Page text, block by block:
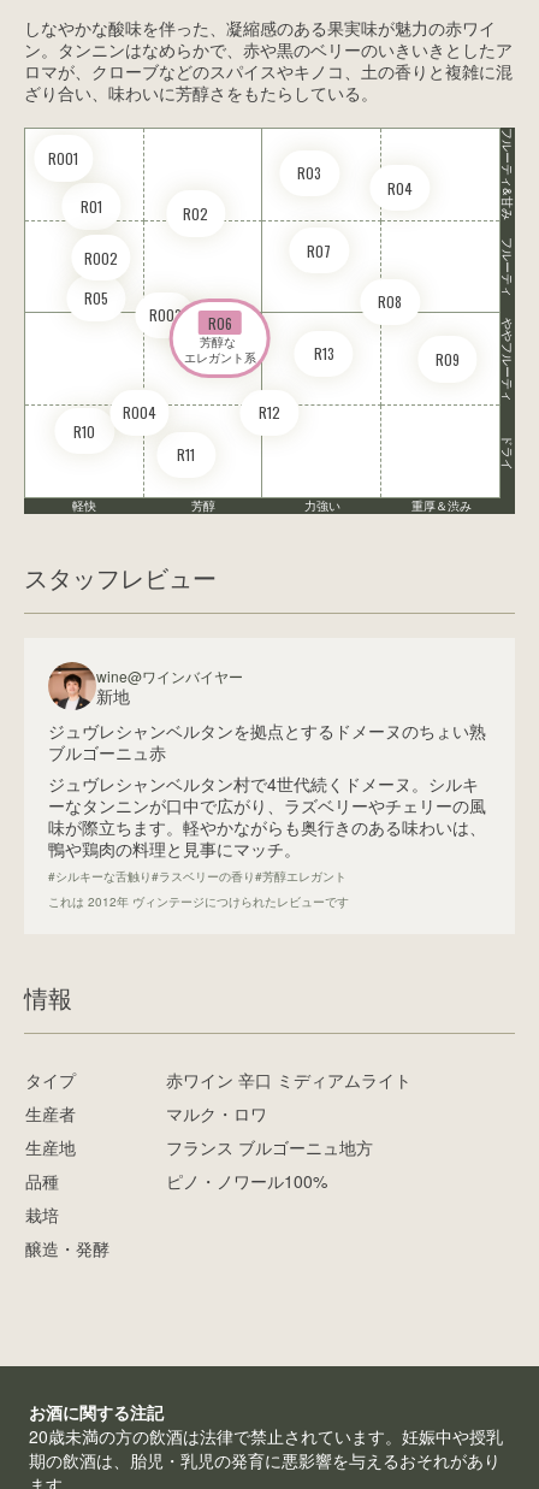
しなやかな酸味を伴った、凝縮感のある果実味が魅力の赤ワイ
ン。タンニンはなめらかで、赤や黒のベリーのいきいきとしたア
ロマが、クローブなどのスパイスやキノコ、土の香りと複雑に混
ざり合い、味わいに芳醇さをもたらしている。
R01 R02
R03
R04
R05
R06
芳醇な
エレガント系
R07
R08
R09
R10
R11
R12
R13
RO01
RO02
RO03
RO04
フルーティ&甘み
フルーティ
ややフルーティ
ドライ
軽快 芳醇 力強い 重厚＆渋み
スタッフレビュー
wine@ワインバイヤー
新地
ジュヴレシャンベルタンを拠点とするドメーヌのちょい熟
ブルゴーニュ赤
ジュヴレシャンベルタン村で4世代続くドメーヌ。シルキ
ーなタンニンが口中で広がり、ラズベリーやチェリーの風
味が際立ちます。軽やかながらも奥行きのある味わいは、
鴨や鶏肉の料理と見事にマッチ。
#シルキーな舌触り#ラスベリーの香り#芳醇エレガント
これは 2012年 ヴィンテージにつけられたレビューです
情報
タイプ
赤ワイン 辛口 ミディアムライト
生産者
マルク・ロワ
生産地
フランス ブルゴーニュ地方
品種
ピノ・ノワール100%
栽培
醸造・発酵
お酒に関する注記
20歳未満の方の飲酒は法律で禁止されています。妊娠中や授乳
期の飲酒は、胎児・乳児の発育に悪影響を与えるおそれがあり
ます。